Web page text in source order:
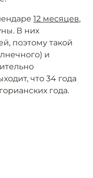
12 месяцев,
В них
поэтому такой
и
что 34 года
года.